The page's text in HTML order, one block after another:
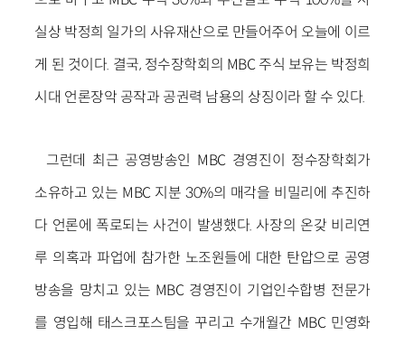
실상 박정희 일가의 사유재산으로 만들어주어 오늘에 이르
게 된 것이다. 결국, 정수장학회의 MBC 주식 보유는 박정희
시대 언론장악 공작과 공권력 남용의 상징이라 할 수 있다.
그런데 최근 공영방송인 MBC 경영진이 정수장학회가
소유하고 있는 MBC 지분 30%의 매각을 비밀리에 추진하
다 언론에 폭로되는 사건이 발생했다. 사장의 온갖 비리연
루 의혹과 파업에 참가한 노조원들에 대한 탄압으로 공영
방송을 망치고 있는 MBC 경영진이 기업인수합병 전문가
를 영입해 태스크포스팀을 꾸리고 수개월간 MBC 민영화